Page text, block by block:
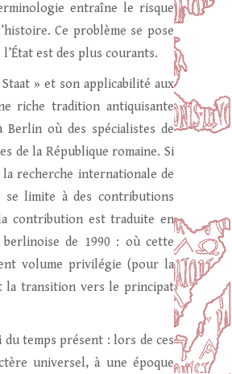
entraîne le risque
Ce problème se pose
est des plus courants.
» et son applicabilité aux
riche tradition antiquisante
Berlin où des spécialistes de
de la République romaine. Si
recherche internationale de
se limite à des contributions
contribution est traduite en
de 1990 : où cette
volume privilégie (pour la
la transition vers le principat
temps présent : lors de ces
universel, à une époque